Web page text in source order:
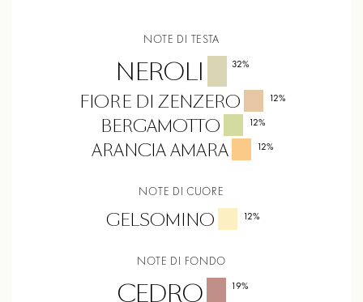
NOTE DI TESTA
NEROLI 32%
FIORE DI ZENZERO 12%
BERGAMOTTO 12%
ARANCIA AMARA 12%
NOTE DI CUORE
GELSOMINO 12%
NOTE DI FONDO
CEDRO 19%